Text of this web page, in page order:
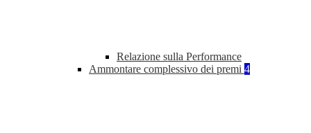
Relazione sulla Performance
Ammontare complessivo dei premi 4